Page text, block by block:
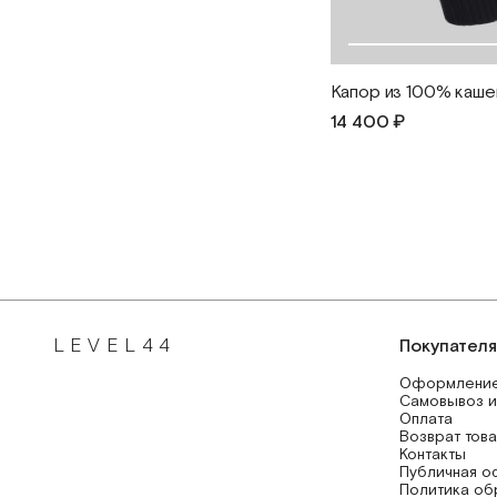
Капор из 100%
14 400 ₽
Самовывоз
Оплата
Возврат
Контакты
Публичная
Политика
LEVEL44